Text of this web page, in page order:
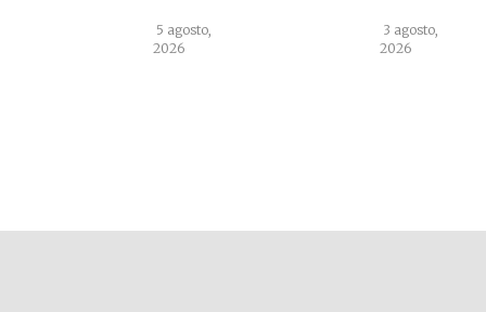
5 agosto,
2026
3 agosto,
2026